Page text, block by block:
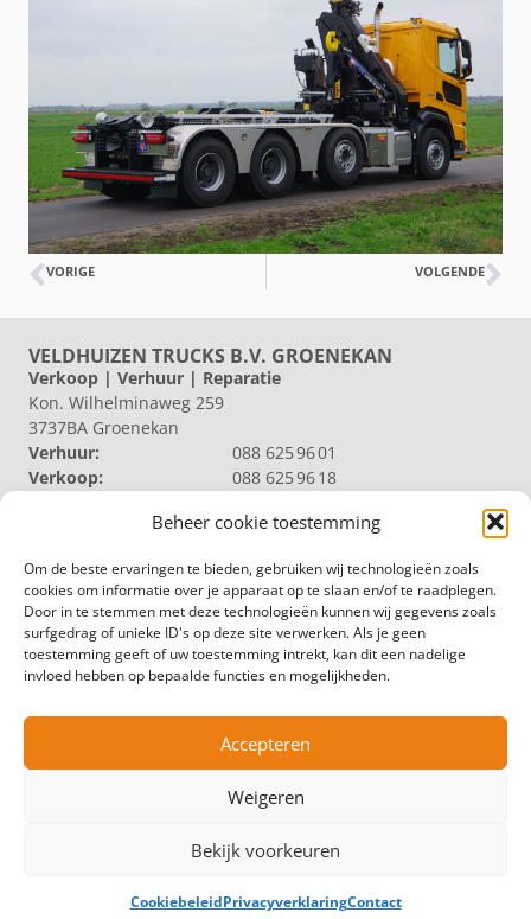
Beheer cookie toestemming
Om de beste ervaringen te bieden, gebruiken wij technologieën zoals
cookies om informatie over je apparaat op te slaan en/of te raadplegen.
Door in te stemmen met deze technologieën kunnen wij gegevens zoals
surfgedrag of unieke ID's op deze site verwerken. Als je geen
toestemming geeft of uw toestemming intrekt, kan dit een nadelige
invloed hebben op bepaalde functies en mogelijkheden.
Accepteren
Weigeren
Bekijk voorkeuren
CookiebeleidPrivacyverklaringContact
VOLGENDE
VORIGE
VELDHUIZEN TRUCKS B.V. GROENEKAN
Verkoop | Verhuur | Reparatie
Kon. Wilhelminaweg 259
3737BA Groenekan
Verhuur:
088 625 96 01
Verkoop:
088 625 96 18
088 625 96 00
Productie | Magazijn
Nieuw Loosdrechtsedijk 40
1231 KZ Loosdrecht
Magazijn:
088 625 96 60
Algemeen:
088 625 96 00
VELDHUIZEN TRUCKS B.V. ZWOLLE
Productie
8028 PL Zwolle
088 625 96 00
© Copyright – Veldhuizen Trucks
Privacyverklaring
Cookiebeleid